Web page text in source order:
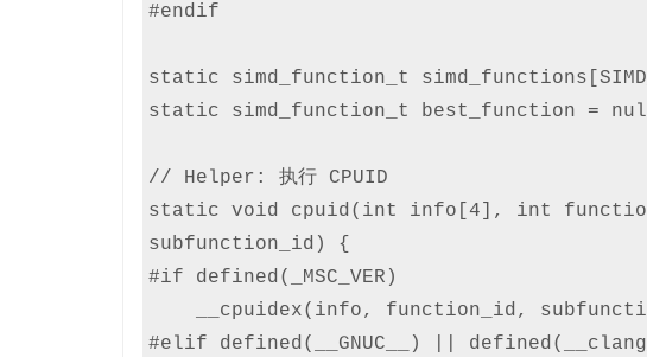
#endif
static simd_function_t
static simd_function_t best_function =
// Helper: 执行 CPUID
static void cpuid(int info[4], int
subfunction_id) {
#if defined(_MSC_VER)
#elif defined(__GNUC__) ||